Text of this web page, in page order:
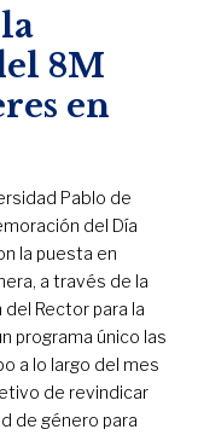
8M
en
Pablo de
del Día
la puesta en
a través de la
del Rector para la
programa único las
a lo largo del mes
de revindicar
de género para